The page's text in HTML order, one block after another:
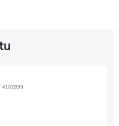
4102899